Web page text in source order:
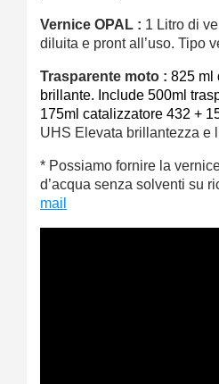
Vernice OPAL : 1 Litro di
diluita e pront all’uso. Tipo
Trasparente moto : 825 ml
brillante. Include 500ml
175ml catalizzatore 432 +
UHS Elevata brillantezza e
* Possiamo fornire la
d’acqua senza solventi su
mail